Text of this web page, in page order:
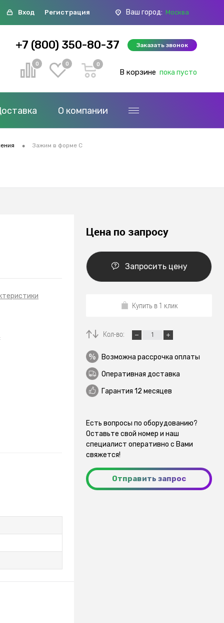
Вход Регистрация Ваш город: Москва
+7 (800) 350-80-37 Заказать звонок
0 0 0
В корзине пока пусто
О компании
• Зажим в форме C
Цена по запросу
Запросить цену
Купить в 1 клик
Кол-во:
Возможна рассрочка оплаты
Оперативная доставка
Гарантия 12 месяцев
Есть вопросы по оборудованию?
Оставьте свой номер и наш
специалист оперативно с Вами
свяжется!
Отправить запрос